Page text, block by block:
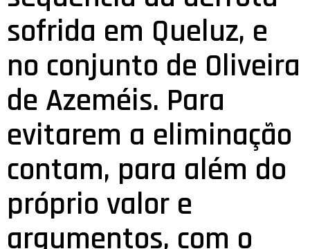
sofrida em Queluz, e
no conjunto de Oliveira
de Azeméis. Para
evitarem a eliminação
contam, para além do
próprio valor e
argumentos, com o